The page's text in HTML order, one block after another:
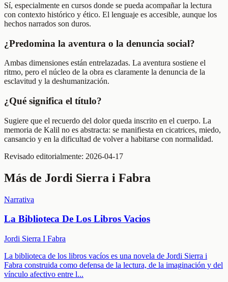
Sí, especialmente en cursos donde se pueda acompañar la lectura
con contexto histórico y ético. El lenguaje es accesible, aunque los
hechos narrados son duros.
¿Predomina la aventura o la denuncia social?
Ambas dimensiones están entrelazadas. La aventura sostiene el
ritmo, pero el núcleo de la obra es claramente la denuncia de la
esclavitud y la deshumanización.
¿Qué significa el título?
Sugiere que el recuerdo del dolor queda inscrito en el cuerpo. La
memoria de Kalil no es abstracta: se manifiesta en cicatrices, miedo,
cansancio y en la dificultad de volver a habitarse con normalidad.
Revisado editorialmente: 2026-04-17
Más de Jordi Sierra i Fabra
Narrativa
La Biblioteca De Los Libros Vacios
Jordi Sierra I Fabra
La biblioteca de los libros vacíos es una novela de Jordi Sierra i
Fabra construida como defensa de la lectura, de la imaginación y del
vínculo afectivo entre l...